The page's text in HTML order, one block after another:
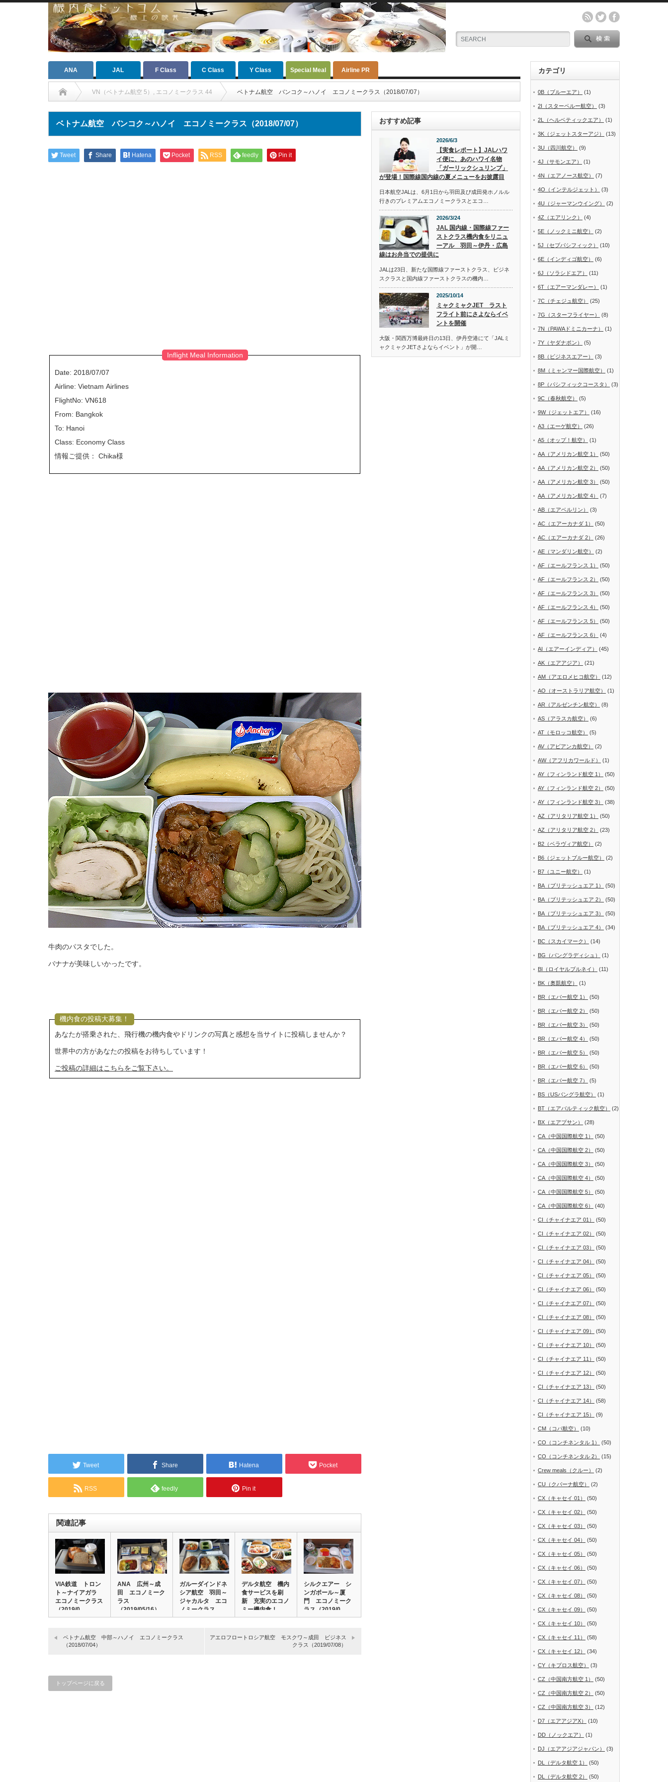
ANA JAL F Class C Class Y Class Special Meal Airline PR
VN（ベトナム航空 5） , エコノミークラス 44 ベトナム航空 バンコク～ハノイ エコノミークラス（2018/07/07）
ベトナム航空 バンコク～ハノイ エコノミークラス（2018/07/07）
Tweet Share Hatena Pocket RSS feedly Pin it
Inflight Meal Information
Date: 2018/07/07
Airline: Vietnam Airlines
FlightNo: VN618
From: Bangkok
To: Hanoi
Class: Economy Class
情報ご提供： Chika様
牛肉のパスタでした。
バナナが美味しいかったです。
機内食の投稿大募集！
あなたが搭乗された、飛行機の機内食やドリンクの写真と感想を当サイトに投稿しませんか？
世界中の方があなたの投稿をお待ちしています！
ご投稿の詳細はこちらをご覧下さい。
Tweet Share Hatena Pocket
RSS feedly Pin it
関連記事
VIA鉄道 トロン
ト～ナイアガラ
エコノミークラス
（2019/0…
ANA 広州～成
田 エコノミーク
ラス
（2019/05/16）
ガルーダインドネ
シア航空 羽田～
ジャカルタ エコ
ノミークラス
（2…
デルタ航空 機内
食サービスを刷
新 充実のエコノ
ミー機内食！
シルクエアー シ
ンガポール～厦
門 エコノミーク
ラス（2019/0…
ベトナム航空 中部～ハノイ エコノミークラス
（2018/07/04）
アエロフロートロシア航空 モスクワ～成田 ビジネス
クラス（2019/07/08）
トップページに戻る
おすすめ記事
2026/6/3
【実食レポート】JALハワ
イ便に、あのハワイ名物
「ガーリックシュリンプ」
が登場！国際線国内線の夏メニューをお披露目
日本航空JALは、6月1日から羽田及び成田発ホノルル
行きのプレミアムエコノミークラスとエコ…
2026/3/24
JAL 国内線・国際線ファー
ストクラス機内食をリニュ
ーアル 羽田～伊丹・広島
線はお弁当での提供に
JALは23日、新たな国際線ファーストクラス、ビジネ
スクラスと国内線ファーストクラスの機内…
2025/10/14
ミャクミャクJET ラスト
フライト前にさよならイベ
ントを開催
大阪・関西万博最終日の13日、伊丹空港にて「JALミ
ャクミャクJETさよならイベント」が開…
カテゴリ
0B（ブルーエア） (1)
2I（スターペルー航空） (3)
2L（ヘルベティックエア） (1)
3K（ジェットスターアジ） (13)
3U（四川航空） (9)
4J（サモンエア） (1)
4N（エアノース航空） (7)
4O（インテルジェット） (3)
4U（ジャーマンウイング） (2)
4Z（エアリンク） (4)
5E（ノックミニ航空） (2)
5J（セブパシフィック） (10)
6E（インディゴ航空） (6)
6J（ソラシドエア） (11)
6T（エアーマンダレー） (1)
7C（チェジュ航空） (25)
7G（スターフライヤー） (8)
7N（PAWAドミニカーナ） (1)
7Y（ヤダナポン） (5)
8B（ビジネスエアー） (3)
8M（ミャンマー国際航空） (1)
8P（パシフィックコースタ） (3)
9C（春秋航空） (5)
9W（ジェットエア） (16)
A3（エーゲ航空） (26)
A5（オップ！航空） (1)
AA（アメリカン航空 1） (50)
AA（アメリカン航空 2） (50)
AA（アメリカン航空 3） (50)
AA（アメリカン航空 4） (7)
AB（エアベルリン） (3)
AC（エアーカナダ 1） (50)
AC（エアーカナダ 2） (26)
AE（マンダリン航空） (2)
AF（エールフランス 1） (50)
AF（エールフランス 2） (50)
AF（エールフランス 3） (50)
AF（エールフランス 4） (50)
AF（エールフランス 5） (50)
AF（エールフランス 6） (4)
AI（エアーインディア） (45)
AK（エアアジア） (21)
AM（アエロメヒコ航空） (12)
AO（オーストラリア航空） (1)
AR（アルゼンチン航空） (8)
AS（アラスカ航空） (6)
AT（モロッコ航空） (5)
AV（アビアンカ航空） (2)
AW（アフリカワールド） (1)
AY（フィンランド航空 1） (50)
AY（フィンランド航空 2） (50)
AY（フィンランド航空 3） (38)
AZ（アリタリア航空 1） (50)
AZ（アリタリア航空 2） (23)
B2（ベラヴィア航空） (2)
B6（ジェットブルー航空） (2)
B7（ユニー航空） (1)
BA（ブリテッシュエア 1） (50)
BA（ブリテッシュエア 2） (50)
BA（ブリテッシュエア 3） (50)
BA（ブリテッシュエア 4） (34)
BC（スカイマーク） (14)
BG（バングラディシュ） (1)
BI（ロイヤルブルネイ） (11)
BK（奥凱航空） (1)
BR（エバー航空 1） (50)
BR（エバー航空 2） (50)
BR（エバー航空 3） (50)
BR（エバー航空 4） (50)
BR（エバー航空 5） (50)
BR（エバー航空 6） (50)
BR（エバー航空 7） (5)
BS（USバングラ航空） (1)
BT（エアバルティック航空） (2)
BX（エアプサン） (28)
CA（中国国際航空 1） (50)
CA（中国国際航空 2） (50)
CA（中国国際航空 3） (50)
CA（中国国際航空 4） (50)
CA（中国国際航空 5） (50)
CA（中国国際航空 6） (40)
CI（チャイナエア 01） (50)
CI（チャイナエア 02） (50)
CI（チャイナエア 03） (50)
CI（チャイナエア 04） (50)
CI（チャイナエア 05） (50)
CI（チャイナエア 06） (50)
CI（チャイナエア 07） (50)
CI（チャイナエア 08） (50)
CI（チャイナエア 09） (50)
CI（チャイナエア 10） (50)
CI（チャイナエア 11） (50)
CI（チャイナエア 12） (50)
CI（チャイナエア 13） (50)
CI（チャイナエア 14） (58)
CI（チャイナエア 15） (9)
CM（コパ航空） (10)
CO（コンチネンタル 1） (50)
CO（コンチネンタル 2） (15)
Crew meals（クルー） (2)
CU（クバーナ航空） (2)
CX（キャセイ 01） (50)
CX（キャセイ 02） (50)
CX（キャセイ 03） (50)
CX（キャセイ 04） (50)
CX（キャセイ 05） (50)
CX（キャセイ 06） (50)
CX（キャセイ 07） (50)
CX（キャセイ 08） (50)
CX（キャセイ 09） (50)
CX（キャセイ 10） (50)
CX（キャセイ 11） (58)
CX（キャセイ 12） (34)
CY（キプロス航空） (3)
CZ（中国南方航空 1） (50)
CZ（中国南方航空 2） (50)
CZ（中国南方航空 3） (12)
D7（エアアジアX） (10)
DD（ノックエア） (1)
DJ（エアアジアジャパン） (3)
DL（デルタ航空 1） (50)
DL（デルタ航空 2） (50)